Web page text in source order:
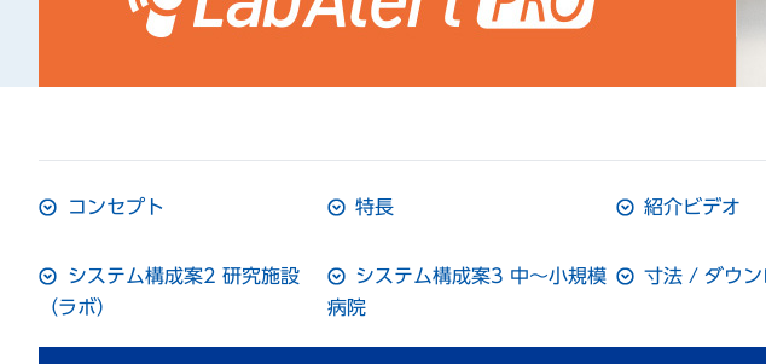
コンセプト 特長 紹介ビデオ
システム構成案2 研究施設
（ラボ）
システム構成案3 中～小規模
病院
寸法 / ダウン